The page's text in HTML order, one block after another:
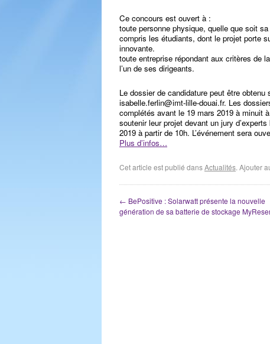
Ce concours est ouvert à :
toute personne physique, quelle que soit
compris les étudiants, dont le projet porte
innovante.
toute entreprise répondant aux critères de
l’un de ses dirigeants.
Le dossier de candidature peut être obtenu
isabelle.ferlin@imt-lille-douai.fr. Les
complétés avant le 19 mars 2019 à minuit
soutenir leur projet devant un jury
2019 à partir de 10h. L’événement sera
Plus d’infos…
Cet article est publié dansActualités. Ajouter
← BePositive : Solarwatt présente la nouvelle
génération de sa batterie de stockage